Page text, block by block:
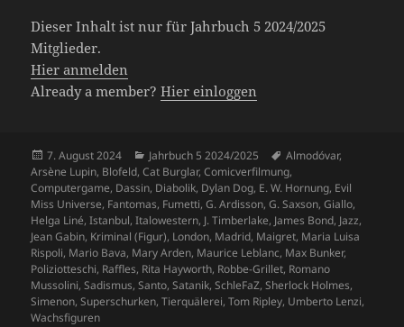
Dieser Inhalt ist nur für Jahrbuch 5 2024/2025
Mitglieder.
Hier anmelden
Already a member?Hier einloggen
Veröffentlicht
am
7. August 2024 Kategorien
Jahrbuch 5 2024/2025 Schlagwörter
Almodóvar,
Arsène Lupin, Blofeld,Cat Burglar,Comicverfilmung,
Computergame, Dassin, Diabolik, Dylan Dog, E. W. Hornung, Evil
Miss Universe, Fantomas, Fumetti,G. Ardisson,G. Saxson,Giallo,
Helga Liné,Istanbul,Italowestern, J. Timberlake, James Bond, Jazz,
Jean Gabin, Kriminal (Figur), London, Madrid, Maigret, Maria Luisa
Rispoli, Mario Bava, Mary Arden, Maurice Leblanc, Max Bunker,
Poliziotteschi, Raffles, Rita Hayworth, Robbe-Grillet, Romano
Mussolini,Sadismus,Santo,Satanik,SchleFaZ,Sherlock Holmes,
Simenon,Superschurken,Tierquälerei,Tom Ripley, Umberto Lenzi,
Wachsfiguren